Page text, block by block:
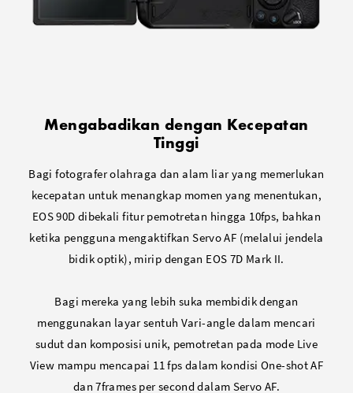
Mengabadikan dengan Kecepatan
Tinggi
Bagi fotografer olahraga dan alam liar yang memerlukan
kecepatan untuk menangkap momen yang menentukan,
EOS 90D dibekali fitur pemotretan hingga 10fps, bahkan
ketika pengguna mengaktifkan Servo AF (melalui jendela
bidik optik), mirip dengan EOS 7D Mark II.
Bagi mereka yang lebih suka membidik dengan
menggunakan layar sentuh Vari-angle dalam mencari
sudut dan komposisi unik, pemotretan pada mode Live
View mampu mencapai 11 fps dalam kondisi One-shot AF
dan 7frames per second dalam Servo AF.